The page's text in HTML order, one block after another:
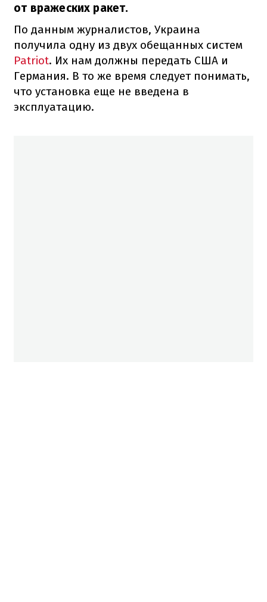
от вражеских ракет.
По данным журналистов, Украина
получила одну из двух обещанных систем
Patriot. Их нам должны передать США и
Германия. В то же время следует понимать,
что установка еще не введена в
эксплуатацию.